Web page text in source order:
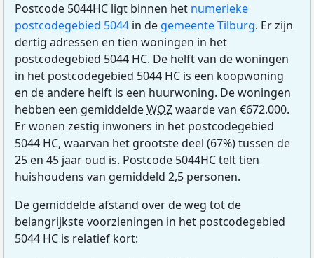
Postcode 5044HC ligt binnen het numerieke
postcodegebied 5044 in de gemeente Tilburg. Er zijn
dertig adressen en tien woningen in het
postcodegebied 5044 HC. De helft van de woningen
in het postcodegebied 5044 HC is een koopwoning
en de andere helft is een huurwoning. De woningen
hebben een gemiddeldeWOZwaarde van €672.000.
Er wonen zestig inwoners in het postcodegebied
5044 HC, waarvan het grootste deel (67%) tussen de
25 en 45 jaar oud is. Postcode 5044HC telt tien
huishoudens van gemiddeld 2,5 personen.
De gemiddelde afstand over de weg tot de
belangrijkste voorzieningen in het postcodegebied
5044 HC is relatief kort: